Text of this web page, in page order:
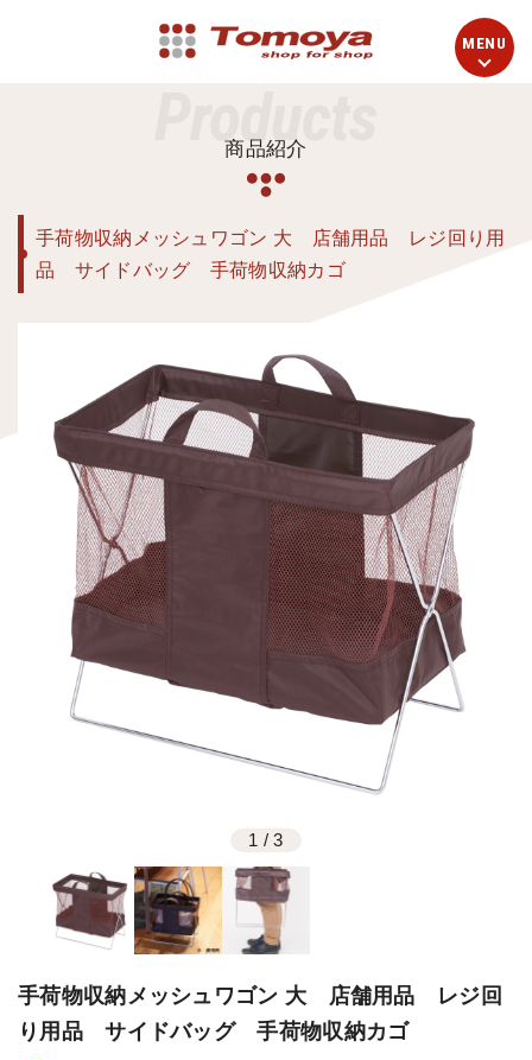
Products
商品紹介
手荷物収納メッシュワゴン 大 店舗用品 レジ回り用
品 サイドバッグ 手荷物収納カゴ
1 /3
手荷物収納メッシュワゴン 大 店舗用品 レジ回
り用品 サイドバッグ 手荷物収納カゴ